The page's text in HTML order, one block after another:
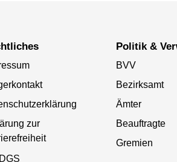
zur
DGS
Politik &
BVV
Bezirksamt
Ämter
Beauftragte
Gremien